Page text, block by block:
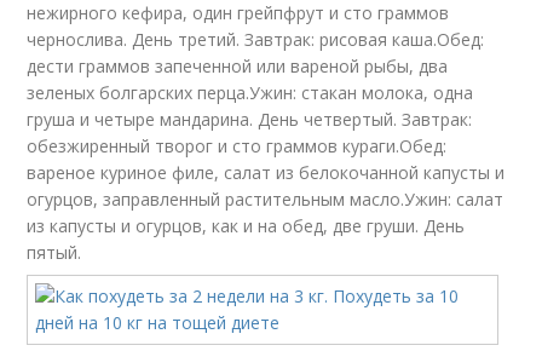
нежирного кефира, один грейпфрут и сто граммов
чернослива. День третий. Завтрак: рисовая каша.Обед:
дести граммов запеченной или вареной рыбы, два
зеленых болгарских перца.Ужин: стакан молока, одна
груша и четыре мандарина. День четвертый. Завтрак:
обезжиренный творог и сто граммов кураги.Обед:
вареное куриное филе, салат из белокочанной капусты и
огурцов, заправленный растительным масло.Ужин: салат
из капусты и огурцов, как и на обед, две груши. День
пятый.